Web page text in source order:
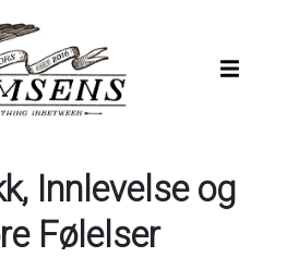
Innlevelse og
Følelser